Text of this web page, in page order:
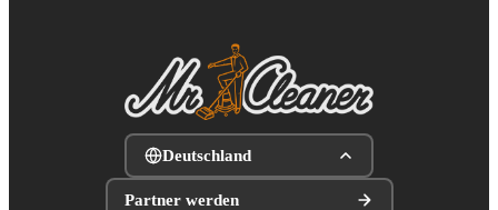
Deutschland
Partner werden